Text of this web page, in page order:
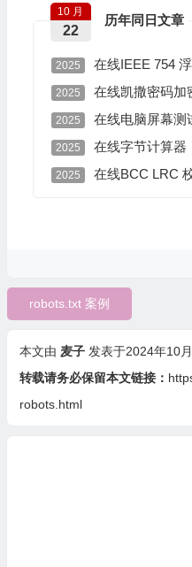
历年同日文章
10 月
22
2025 在线IEEE 754
2025 在线凯撒密码加
2025 在线电脑屏幕测
2025 在线字节计算器
2025 在线BCC LRC
robots.txt 案例
本文由 麦子 发表于2024年10
转载请务必保留本文链接：
robots.html